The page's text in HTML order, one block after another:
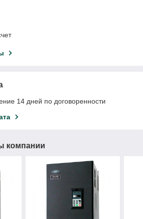
14 дней по договоренности
компании